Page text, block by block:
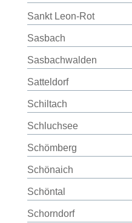
Sankt Leon-Rot
Sasbach
Sasbachwalden
Satteldorf
Schiltach
Schluchsee
Schömberg
Schönaich
Schöntal
Schorndorf